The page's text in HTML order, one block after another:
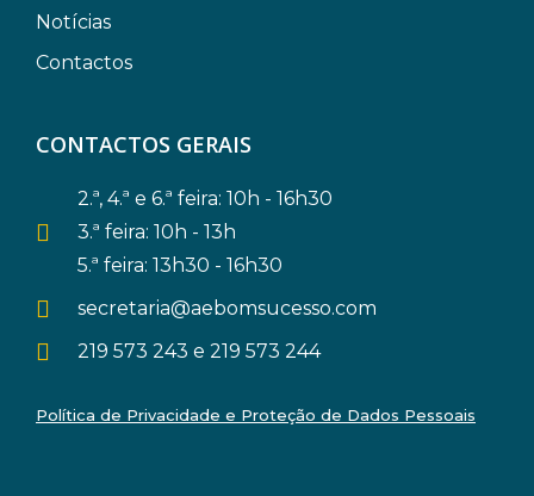
Notícias
Contactos
CONTACTOS GERAIS
2.ª, 4.ª e 6.ª feira: 10h - 16h30
3.ª feira: 10h - 13h
5.ª feira: 13h30 - 16h30
secretaria@aebomsucesso.com
219 573 243 e 219 573 244
Política de Privacidade e Proteção de Dados Pessoais